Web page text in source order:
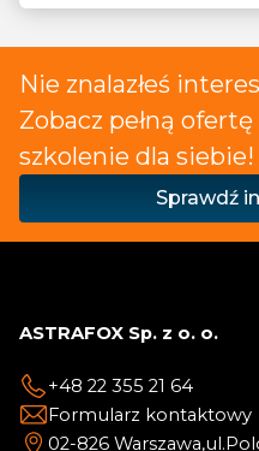
Nie znalazłeś
Zobacz pełną
szkolenie dla siebie!
Sprawdź
ASTRAFOX Sp. z o. o.
+48 22 355 21 64
Formularz kontaktowy
02-826 Warszawa,